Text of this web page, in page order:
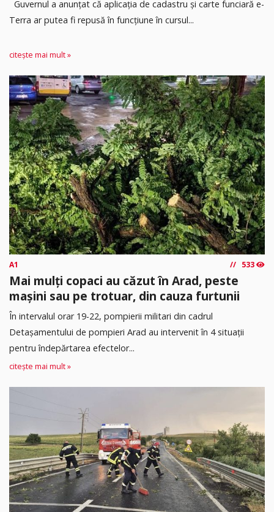
Guvernul a anunțat că aplicația de cadastru și carte funciară e-
Terra ar putea fi repusă în funcțiune în cursul...
citește mai mult »
A1 533
Mai mulți copaci au căzut în Arad, peste
mașini sau pe trotuar, din cauza furtunii
În intervalul orar 19-22, pompierii militari din cadrul
Detașamentului de pompieri Arad au intervenit în 4 situații
pentru îndepărtarea efectelor...
citește mai mult »